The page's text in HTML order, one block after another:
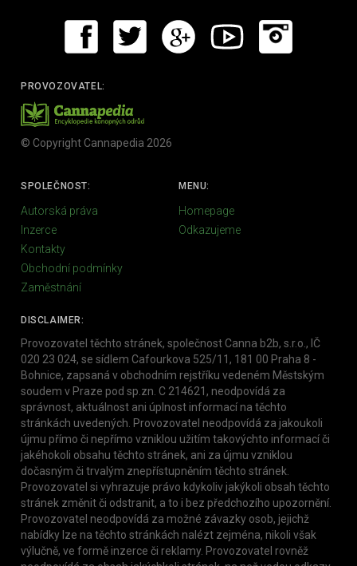
PROVOZOVATEL:
© Copyright Cannapedia 2026
SPOLEČNOST:
Autorská práva
Inzerce
Kontakty
Obchodní podmínky
Zaměstnání
MENU:
Homepage
Odkazujeme
DISCLAIMER:
Provozovatel těchto stránek, společnost Canna b2b, s.r.o., IČ
020 23 024, se sídlem Cafourkova 525/11, 181 00 Praha 8 -
Bohnice, zapsaná v obchodním rejstříku vedeném Městským
soudem v Praze pod sp.zn. C 214621, neodpovídá za
správnost, aktuálnost ani úplnost informací na těchto
stránkách uvedených. Provozovatel neodpovídá za jakoukoli
újmu přímo či nepřímo vzniklou užitím takovýchto informací či
jakéhokoli obsahu těchto stránek, ani za újmu vzniklou
dočasným či trvalým znepřístupněním těchto stránek.
Provozovatel si vyhrazuje právo kdykoliv jakýkoli obsah těchto
stránek změnit či odstranit, a to i bez předchozího upozornění.
Provozovatel neodpovídá za možné závazky osob, jejichž
nabídky lze na těchto stránkách nalézt zejména, nikoli však
výlučně, ve formě inzerce či reklamy. Provozovatel rovněž